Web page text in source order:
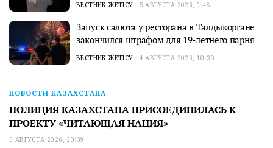
ВЕСТНИК ЖЕТІСУ 5 АВГУСТА 2026, 9:48
Запуск салюта у ресторана в Талдыкоргане
закончился штрафом для 19-летнего парня
ВЕСТНИК ЖЕТІСУ 4 АВГУСТА 2026, 10:30
НОВОСТИ КАЗАХСТАНА
ПОЛИЦИЯ КАЗАХСТАНА ПРИСОЕДИНИЛАСЬ К
ПРОЕКТУ «ЧИТАЮЩАЯ НАЦИЯ»
6 АВГУСТА 2026, 20:39